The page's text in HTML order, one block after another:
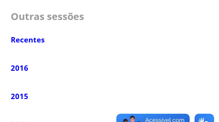
Outras sessões
Recentes
2016
2015